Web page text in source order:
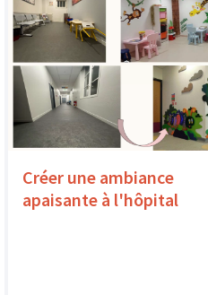
Créer une ambiance
apaisante à l'hôpital